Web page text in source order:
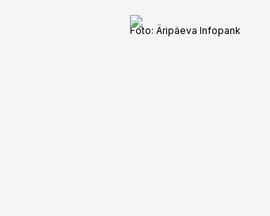
Foto: Äripäeva Infopank